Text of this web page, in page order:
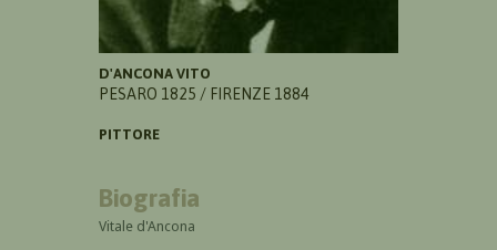
D'ANCONA VITO
PESARO 1825 / FIRENZE 1884
PITTORE
Biografia
Vitale d'Ancona